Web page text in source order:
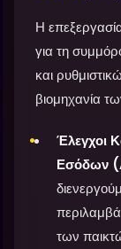
Η
για τη
και
βιομηχανία
Έλεγχοι
Εσόδων
των